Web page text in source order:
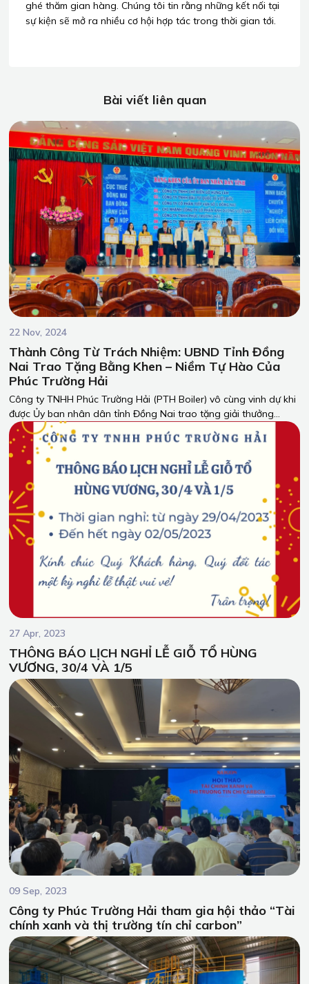
ghé thăm gian hàng. Chúng tôi tin rằng những kết nối tại
sự kiện sẽ mở ra nhiều cơ hội hợp tác trong thời gian tới.
Bài viết liên quan
22 Nov, 2024
Thành Công Từ Trách Nhiệm: UBND Tỉnh Đồng
Nai Trao Tặng Bằng Khen – Niềm Tự Hào Của
Phúc Trường Hải
Công ty TNHH Phúc Trường Hải (PTH Boiler) vô cùng vinh dự khi
được Ủy ban nhân dân tỉnh Đồng Nai trao tặng giải thưởng
dành cho những doanh nghiệp thực hiện xuất sắc nghĩa vụ thuế
trong năm 2023.
27 Apr, 2023
THÔNG BÁO LỊCH NGHỈ LỄ GIỖ TỔ HÙNG
VƯƠNG, 30/4 VÀ 1/5
09 Sep, 2023
Công ty Phúc Trường Hải tham gia hội thảo “Tài
chính xanh và thị trường tín chỉ carbon”